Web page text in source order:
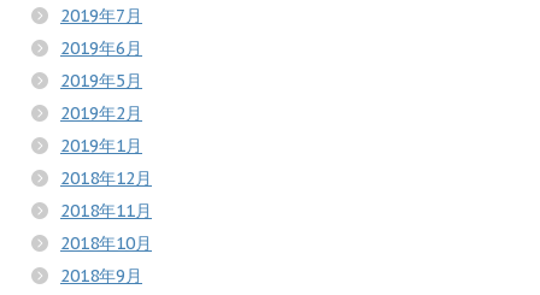
2019年7月
2019年6月
2019年5月
2019年2月
2019年1月
2018年12月
2018年11月
2018年10月
2018年9月